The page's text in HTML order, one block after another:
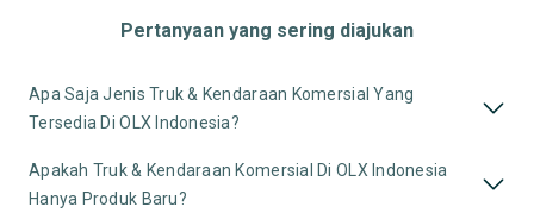
Pertanyaan yang sering diajukan
Apa Saja Jenis Truk & Kendaraan Komersial Yang
Tersedia Di OLX Indonesia?
Apakah Truk & Kendaraan Komersial Di OLX Indonesia
Hanya Produk Baru?